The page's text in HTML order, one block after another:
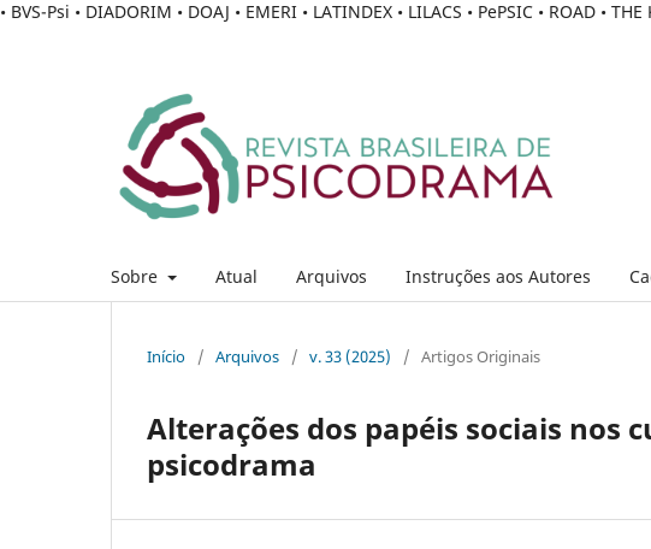
• BVS-Psi • DIADORIM • DOAJ • EMERI • LATINDEX • LILACS • PePSIC • ROAD • THE
Sobre Atual Arquivos Instruções aos Autores
Início / Arquivos / v. 33 (2025) / Artigos Originais
Alterações dos papéis sociais nos
psicodrama